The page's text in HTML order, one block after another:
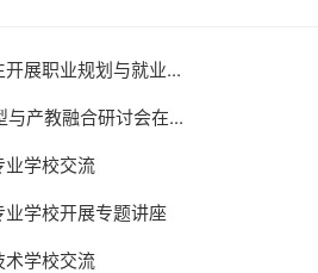
展职业规划与就业...
产教融合研讨会在...
学校交流
学校开展专题讲座
学校交流